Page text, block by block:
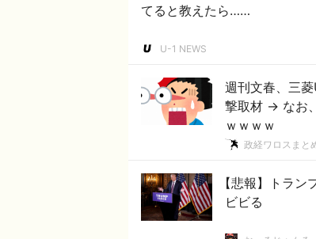
てると教えたら……
U-1 NEWS
週刊文春、三
撃取材 → なお
ｗｗｗｗ
政経ワロスまと
【悲報】トラ
ビビる